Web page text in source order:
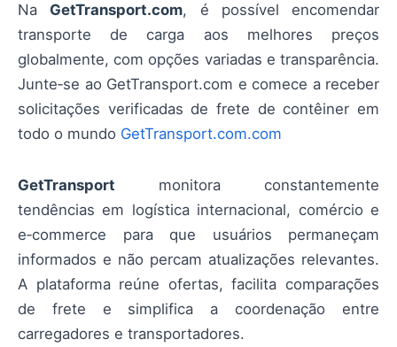
Na GetTransport.com, é possível encomendar
transporte de carga aos melhores preços
globalmente, com opções variadas e transparência.
Junte‑se ao GetTransport.com e comece a receber
solicitações verificadas de frete de contêiner em
todo o mundo GetTransport.com.com
GetTransport monitora constantemente
tendências em logística internacional, comércio e
e‑commerce para que usuários permaneçam
informados e não percam atualizações relevantes.
A plataforma reúne ofertas, facilita comparações
de frete e simplifica a coordenação entre
carregadores e transportadores.